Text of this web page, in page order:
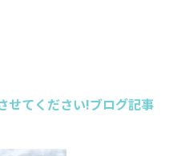
せてください!ブログ記事